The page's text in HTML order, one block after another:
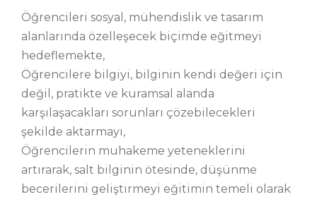
Öğrencileri sosyal, mühendislik ve tasarım
alanlarında özelleşecek biçimde eğitmeyi
hedeflemekte,
Öğrencilere bilgiyi, bilginin kendi değeri için
değil, pratikte ve kuramsal alanda
karşılaşacakları sorunları çözebilecekleri
şekilde aktarmayı,
Öğrencilerin muhakeme yeteneklerini
artırarak, salt bilginin ötesinde, düşünme
becerilerini geliştirmeyi eğitimin temeli olarak